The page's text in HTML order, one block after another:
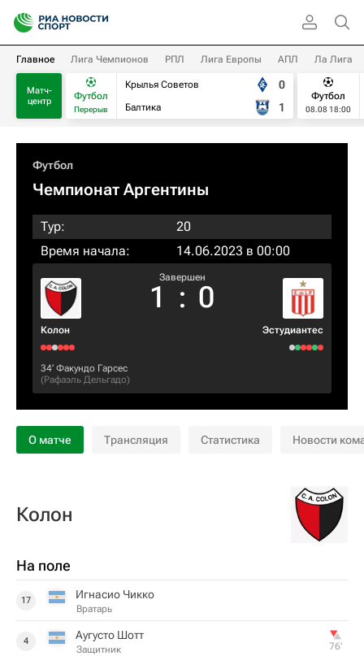
Главное Лига Чемпионов РПЛ Лига Европы АПЛ Ла Лига
Матч-
центр
Футбол
Перерыв
Крылья Советов
Балтика
0
1
Футбол
08.08 18:00
Футбол
Чемпионат Аргентины
Тур:
20
Время начала:
14.06.2023 в 00:00
Колон
Завершен
1 : 0
Эстудиантес
34‎’‎ Факундо Гарсес
(Рафаэль Дельгадо)
О матче Трансляция Статистика Новости
Колон
На поле
17 Игнасио Чикко
Вратарь
4 Аугусто Шотт
Защитник 76‎’‎